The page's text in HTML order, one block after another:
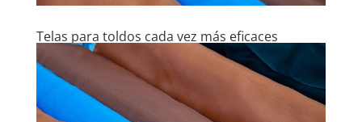
Telas para toldos cada vez más eficaces